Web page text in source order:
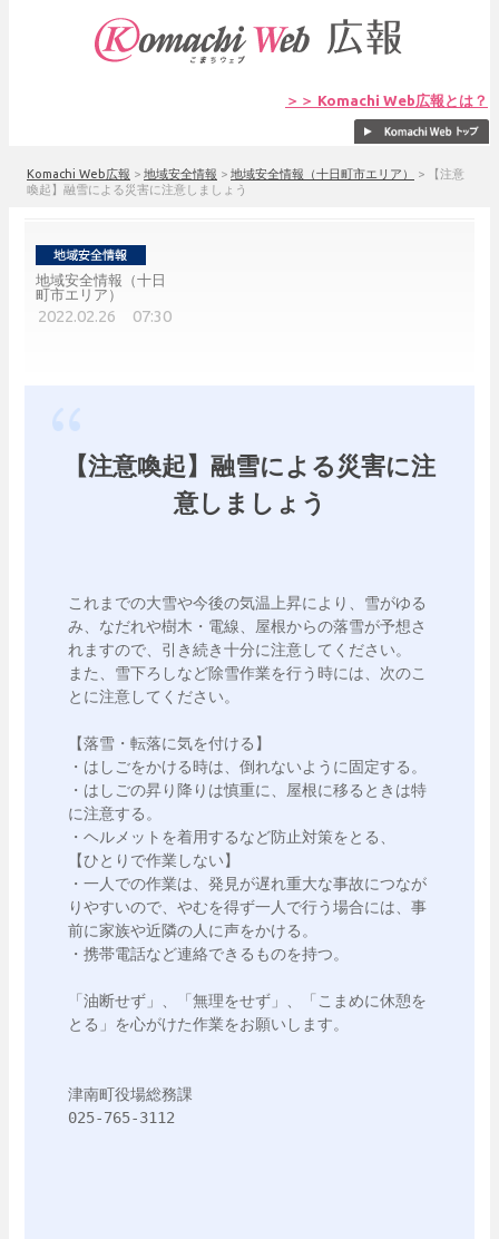
＞＞ Komachi Web広報とは？
Komachi Web広報 > 地域安全情報 > 地域安全情報（十日町市エリア） >
【注意
喚起】融雪による災害に注意しましょう
地域安全情報（十日
町市エリア）
2022.02.26 07:30
【注意喚起】融雪による災害に注
意しましょう
これまでの大雪や今後の気温上昇により、雪がゆる
み、なだれや樹木・電線、屋根からの落雪が予想さ
れますので、引き続き十分に注意してください。
また、雪下ろしなど除雪作業を行う時には、次のこ
とに注意してください。
【落雪・転落に気を付ける】
・はしごをかける時は、倒れないように固定する。
・はしごの昇り降りは慎重に、屋根に移るときは特
に注意する。
・ヘルメットを着用するなど防止対策をとる、
【ひとりで作業しない】
・一人での作業は、発見が遅れ重大な事故につなが
りやすいので、やむを得ず一人で行う場合には、事
前に家族や近隣の人に声をかける。
・携帯電話など連絡できるものを持つ。
「油断せず」、「無理をせず」、「こまめに休憩を
とる」を心がけた作業をお願いします。
津南町役場総務課
025-765-3112